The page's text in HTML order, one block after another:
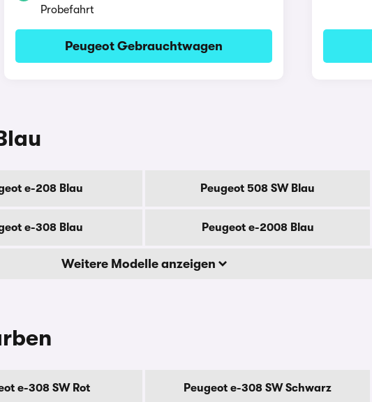
Probefahrt
Peugeot Gebrauchtwagen
e-208 Blau Peugeot 508 SW Blau
e-308 Blau Peugeot e-2008 Blau
Weitere Modelle anzeigen
e-308 SW Rot Peugeot e-308 SW Schwarz